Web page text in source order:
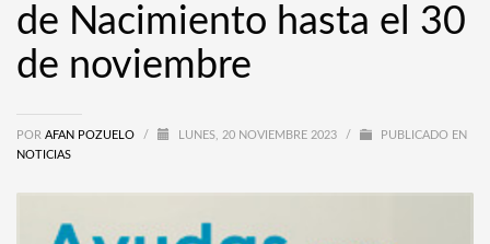
de Nacimiento hasta el 30
de noviembre
POR AFAN POZUELO / LUNES, 20 NOVIEMBRE 2023 /
PUBLICADO EN
NOTICIAS